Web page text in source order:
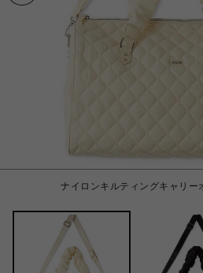
ナイロンキルティングキャリー